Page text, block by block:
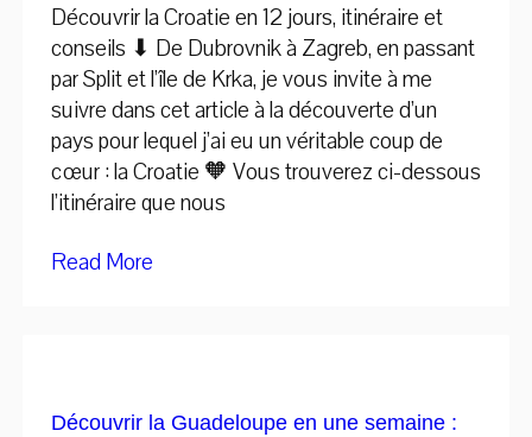
Découvrir la Croatie en 12 jours, itinéraire et
conseils ⬇ De Dubrovnik à Zagreb, en passant
par Split et l’île de Krka, je vous invite à me
suivre dans cet article à la découverte d’un
pays pour lequel j’ai eu un véritable coup de
cœur : la Croatie 🧡 Vous trouverez ci-dessous
l’itinéraire que nous
Read More
Découvrir la Guadeloupe en une semaine :